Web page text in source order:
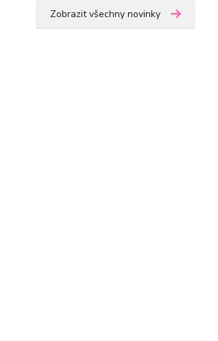
Zobrazit všechny novinky